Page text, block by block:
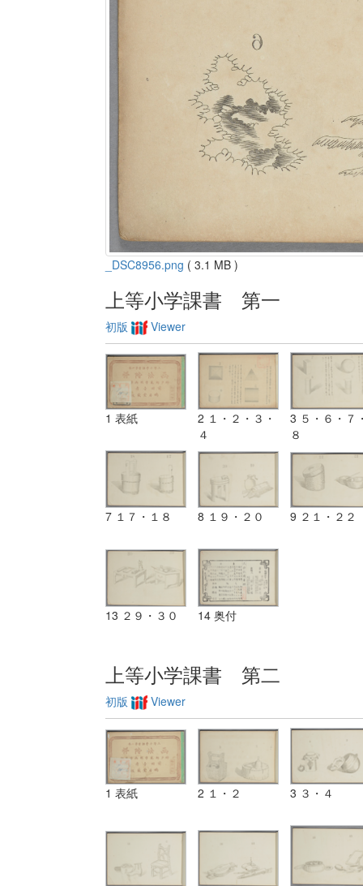
_DSC8956.png ( 3.1 MB )
上等小学課書 第一
初版 Viewer
1 表紙
2 １・２・３・
４
3 ５・６・７
８
7 １７・１８ 8 １９・２０ 9 ２１・２２
13 ２９・３０ 14 奥付
上等小学課書 第二
初版 Viewer
1 表紙 2 １・２ 3 ３・４